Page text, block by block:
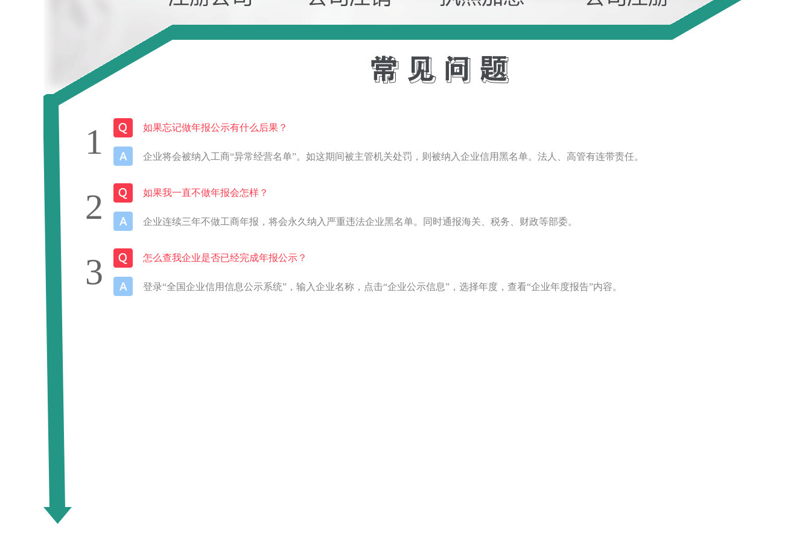
1 如果忘记做年报公示有什么后果？
企业将会被纳入工商“异常经营名单”。如这期间被主管机关处罚，则被纳入企业信用黑名单。法人、高管有连带责任。
2 如果我一直不做年报会怎样？
企业连续三年不做工商年报，将会永久纳入严重违法企业黑名单。同时通报海关、税务、财政等部委。
3 怎么查我企业是否已经完成年报公示？
登录“全国企业信用信息公示系统”，输入企业名称，点击“企业公示信息”，选择年度，查看“企业年度报告”内容。